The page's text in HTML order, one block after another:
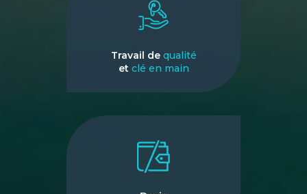
Travail de qualité
et clé en main